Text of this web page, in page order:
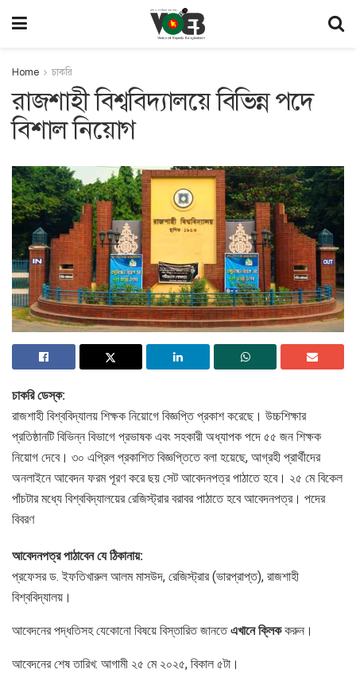
Home চাকরি
রাজশাহী বিশ্ববিদ্যালয়ে বিভিন্ন পদে
বিশাল নিয়োগ
চাকরি ডেস্ক:
রাজশাহী বিশ্ববিদ্যালয় শিক্ষক নিয়োগে বিজ্ঞপ্তি প্রকাশ করেছে। উচ্চশিক্ষার
প্রতিষ্ঠানটি বিভিন্ন বিভাগে প্রভাষক এবং সহকারী অধ্যাপক পদে ৫৫ জন শিক্ষক
নিয়োগ দেবে। ৩০ এপ্রিল প্রকাশিত বিজ্ঞপ্তিতে বলা হয়েছে, আগ্রহী প্রার্থীদের
অনলাইনে আবেদন ফরম পূরণ করে ছয় সেট আবেদনপত্র পাঠাতে হবে। ২৫ মে বিকেল
পাঁচটার মধ্যে বিশ্ববিদ্যালয়ের রেজিস্ট্রার বরাবর পাঠাতে হবে আবেদনপত্র। পদের
বিবরণ
আবেদনপত্র পাঠাবেন যে ঠিকানায়:
প্রফেসর ড. ইফতিখারুল আলম মাসউদ, রেজিস্ট্রার (ভারপ্রাপ্ত), রাজশাহী
বিশ্ববিদ্যালয়।
আবেদনের পদ্ধতিসহ যেকোনো বিষয়ে বিস্তারিত জানতেএখানে ক্লিককরুন।
আবেদনের শেষ তারিখ: আগামী ২৫ মে ২০২৫, বিকাল ৫টা।